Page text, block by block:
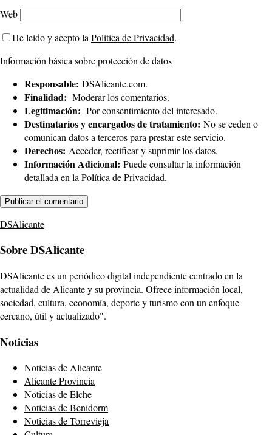
Web
He leído y acepto la Política de Privacidad.
Información básica sobre protección de datos
Responsable: DSAlicante.com.
Finalidad: Moderar los comentarios.
Legitimación: Por consentimiento del interesado.
Destinatarios y encargados de tratamiento: No se ceden o
comunican datos a terceros para prestar este servicio.
Derechos: Acceder, rectificar y suprimir los datos.
Información Adicional: Puede consultar la información
detallada en la Política de Privacidad.
DSAlicante
Sobre DSAlicante
DSAlicante es un periódico digital independiente centrado en la
actualidad de Alicante y su provincia. Ofrece información local,
sociedad, cultura, economía, deporte y turismo con un enfoque
cercano, útil y actualizado".
Noticias
Noticias de Alicante
Alicante Provincia
Noticias de Elche
Noticias de Benidorm
Noticias de Torrevieja